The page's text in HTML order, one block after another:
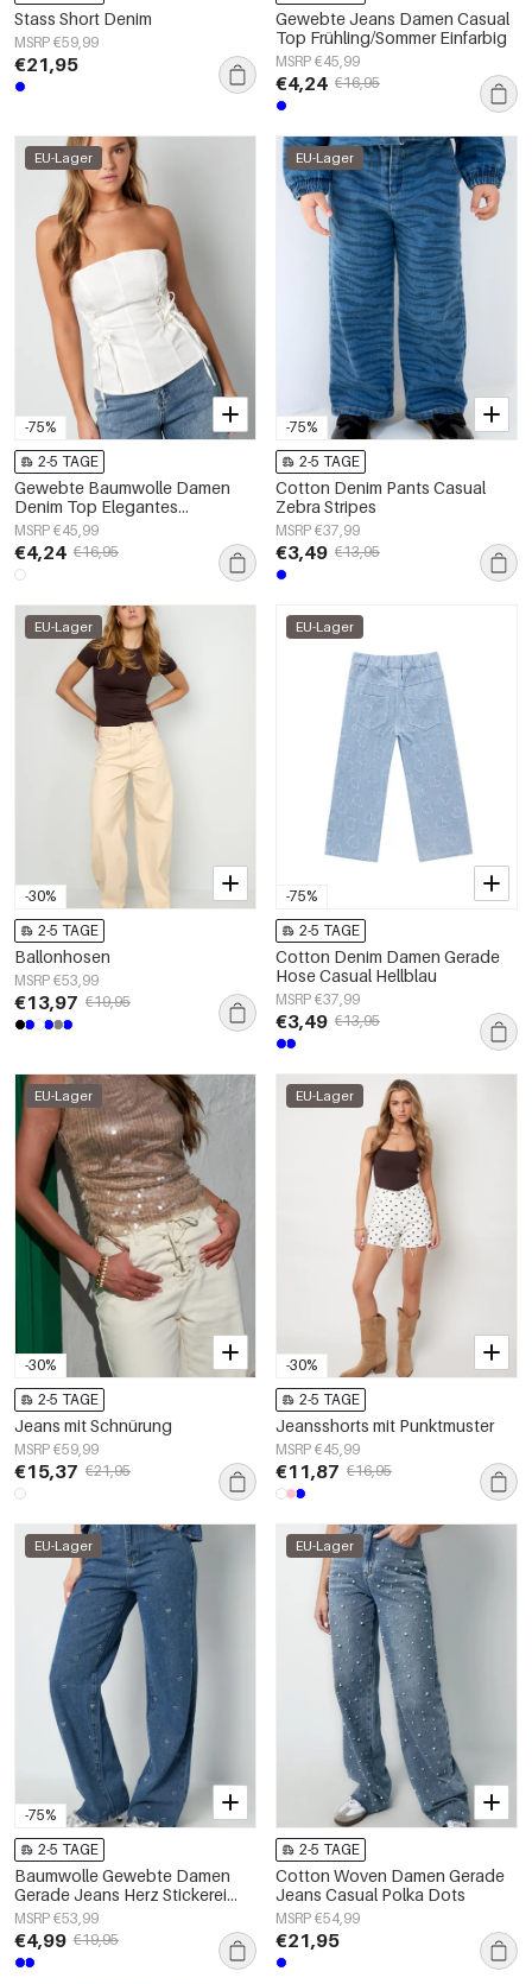
Stass Short Denim
MSRP €59,99
€21,95
Gewebte Jeans Damen Casual
Top Frühling/Sommer Einfarbig
MSRP €45,99
€4,24 €16,95
-75%
EU-Lager
2-5 TAGE
Gewebte Baumwolle Damen
Denim Top Elegantes
Einfarbiges Frühling/Sommer
MSRP €45,99
€4,24 €16,95
-75%
EU-Lager
2-5 TAGE
Cotton Denim Pants Casual
Zebra Stripes
MSRP €37,99
€3,49 €13,95
-30%
EU-Lager
2-5 TAGE
Ballonhosen
MSRP €53,99
€13,97 €19,95
-75%
EU-Lager
2-5 TAGE
Cotton Denim Damen Gerade
Hose Casual Hellblau
MSRP €37,99
€3,49 €13,95
-30%
EU-Lager
2-5 TAGE
Jeans mit Schnürung
MSRP €59,99
€15,37 €21,95
-30%
EU-Lager
2-5 TAGE
Jeansshorts mit Punktmuster
MSRP €45,99
€11,87 €16,95
-75%
EU-Lager
2-5 TAGE
Baumwolle Gewebte Damen
Gerade Jeans Herz Stickerei
Casual
MSRP €53,99
€4,99 €19,95
EU-Lager
2-5 TAGE
Cotton Woven Damen Gerade
Jeans Casual Polka Dots
MSRP €54,99
€21,95